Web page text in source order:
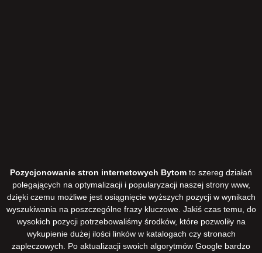
Pozycjonowanie stron internetowych Bytom to szereg działań
polegających na optymalizacji i popularyzacji naszej strony www,
dzięki czemu możliwe jest osiągnięcie wyższych pozycji w wynikach
wyszukiwania na poszczególne frazy kluczowe. Jakiś czas temu, do
wysokich pozycji potrzebowaliśmy środków, które pozwoliły na
wykupienie dużej ilości linków w katalogach czy stronach
zapleczowych. Po aktualizacji swoich algorytmów Google bardzo